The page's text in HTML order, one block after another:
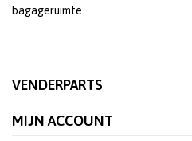
bagageruimte.
VENDERPARTS
MIJN ACCOUNT